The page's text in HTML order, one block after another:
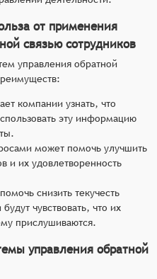
от применения
связью сотрудников
управления обратной
компании узнать, что
эту информацию
может помочь улучшить
и их удовлетворенность
снизить текучесть
чувствовать, что их
прислушиваются.
управления обратной